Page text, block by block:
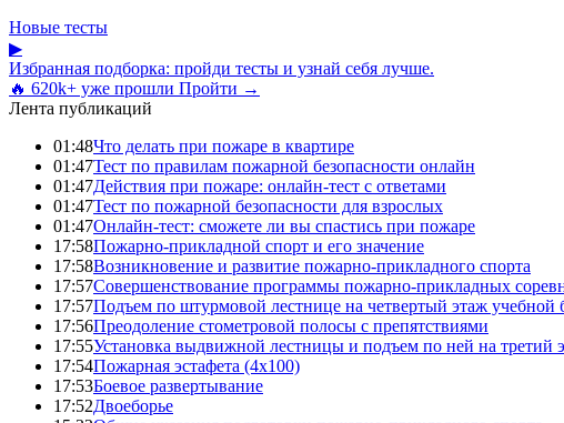
Новые тесты
▶
Избранная подборка: пройди тесты и узнай себя лучше.
🔥 620k+ уже прошли Пройти →
Лента публикаций
01:48Что делать при пожаре в квартире
01:47Тест по правилам пожарной безопасности онлайн
01:47Действия при пожаре: онлайн-тест с ответами
01:47Тест по пожарной безопасности для взрослых
01:47Онлайн-тест: сможете ли вы спастись при пожаре
17:58Пожарно-прикладной спорт и его значение
17:58Возникновение и развитие пожарно-прикладного спорта
17:57Совершенствование программы пожарно-прикладных
17:57Подъем по штурмовой лестнице на четвертый этаж учебной
17:56Преодоление стометровой полосы с препятствиями
17:55Установка выдвижной лестницы и подъем по ней на третий
17:54Пожарная эстафета (4x100)
17:53Боевое развертывание
17:52Двоеборье